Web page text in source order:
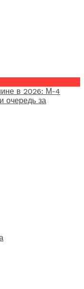
в 2026: М-4
очередь за